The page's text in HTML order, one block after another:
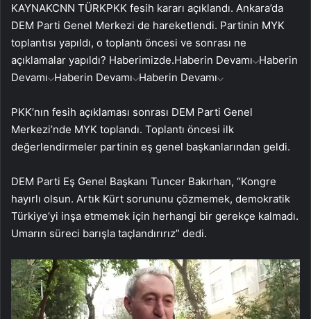
KAYNAKCNN TÜRKPKK fesih kararı açıklandı. Ankara’da
DEM Parti Genel Merkezi de hareketlendi. Partinin MYK
toplantısı yapıldı, o toplantı öncesi ve sonrası ne
açıklamalar yapıldı? Haberimizde.Haberin Devamı Haberin
Devamı Haberin Devamı Haberin Devamı
PKK’nın fesih açıklaması sonrası DEM Parti Genel
Merkezi’nde MYK toplandı. Toplantı öncesi ilk
değerlendirmeler partinin eş genel başkanlarından geldi.
DEM Parti Eş Genel Başkanı Tuncer Bakırhan, “Kongre
hayırlı olsun. Artık Kürt sorununu çözmemek, demokratik
Türkiye’yi inşa etmemek için herhangi bir gerekçe kalmadı.
Umarın süreci barışla taçlandırırız” dedi.